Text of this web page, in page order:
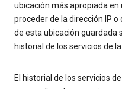
ubicación más apropiada
proceder de la dirección IP
de esta ubicación guardada
historial de los servicios de
El historial de los servicios